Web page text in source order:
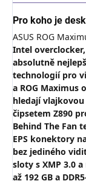
Pro koho je
ASUS ROG
Intel
absolutně
technologií pro
a ROG
hledají
čipsetem Z890
Behind The Fan
EPS konektory
bez jediného
sloty s XMP 3.0
až 192 GB a